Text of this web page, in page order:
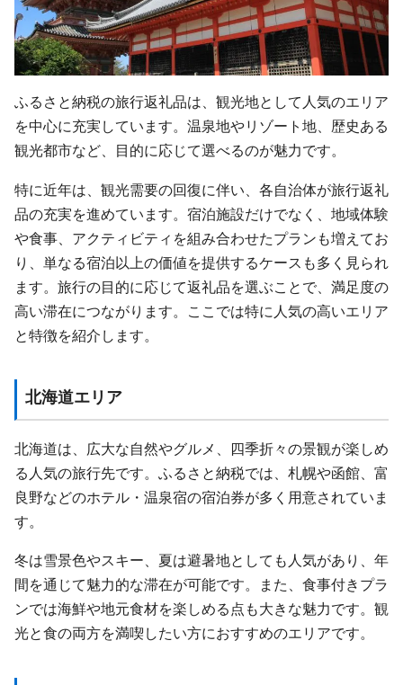
ふるさと納税の旅行返礼品は、観光地として人気のエリア
を中心に充実しています。温泉地やリゾート地、歴史ある
観光都市など、目的に応じて選べるのが魅力です。
特に近年は、観光需要の回復に伴い、各自治体が旅行返礼
品の充実を進めています。宿泊施設だけでなく、地域体験
や食事、アクティビティを組み合わせたプランも増えてお
り、単なる宿泊以上の価値を提供するケースも多く見られ
ます。旅行の目的に応じて返礼品を選ぶことで、満足度の
高い滞在につながります。ここでは特に人気の高いエリア
と特徴を紹介します。
北海道エリア
北海道は、広大な自然やグルメ、四季折々の景観が楽しめ
る人気の旅行先です。ふるさと納税では、札幌や函館、富
良野などのホテル・温泉宿の宿泊券が多く用意されていま
す。
冬は雪景色やスキー、夏は避暑地としても人気があり、年
間を通じて魅力的な滞在が可能です。また、食事付きプラ
ンでは海鮮や地元食材を楽しめる点も大きな魅力です。観
光と食の両方を満喫したい方におすすめのエリアです。